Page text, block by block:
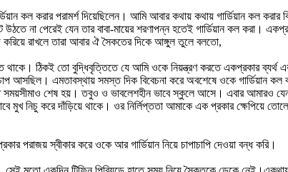
কল করার পরামর্শ দিয়েছিলেন। আমি আবার কথায় কথায় গার্ডিয়ান কল করার
না পেরেই যেন তার বাবা-মায়ের শরণাপন্ন হতেই গার্ডিয়ান কল করা।
রাখলে তারা আবার ঐ সৈকতের দিকে আঙ্গুল তুলে বলতো,
ঠিকই তো বুদ্ধিবৃত্তিতে যে আমি ওকে নিয়ন্ত্রণ করতে একপ্রকার ব্যর্থ
চাপ আসছিল। এমতাবস্থায় সমস্ত দিক বিবেচনা করে অবশেষে ওকে
শেষ হয়। তবুও ও ভাবলেশহীন ভাবে স্কুলে আসে। এবার আমারও যেন
মুখ নিচু করে দাঁড়িয়ে থাকে। ওর নির্লিপ্ততা আমাকে এক প্রকার
স্বীকার করে ওকে আর গার্ডিয়ান নিয়ে চাপাচাপি দেওয়া বন্ধ করি।